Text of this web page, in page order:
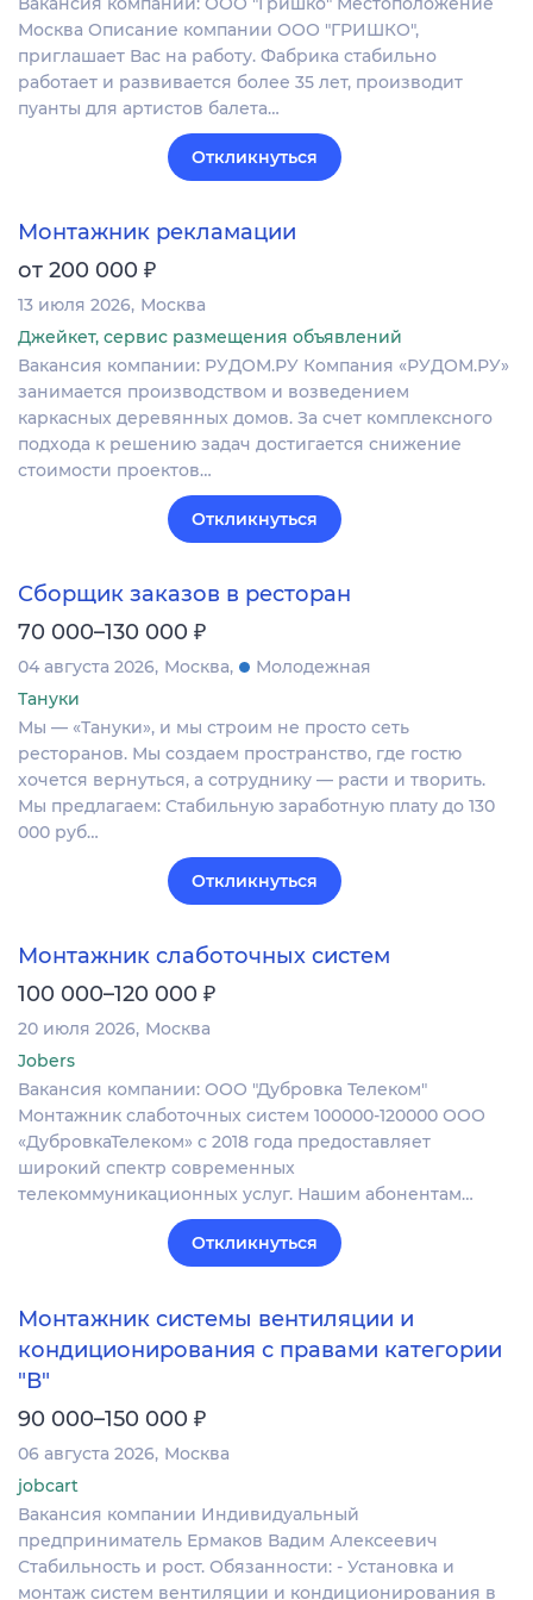
Москва Описание компании ООО "ГРИШКО",
приглашает Вас на работу. Фабрика стабильно
работает и развивается более 35 лет, производит
пуанты для артистов балета…
Откликнуться
Монтажник рекламации
от 200 000 ₽
13 июля 2026 Москва
Джейкет, сервис размещения объявлений
Вакансия компании: РУДОМ.РУ Компания «РУДОМ.РУ»
занимается производством и возведением
каркасных деревянных домов. За счет комплексного
подхода к решению задач достигается снижение
стоимости проектов…
Откликнуться
Сборщик заказов в ресторан
70 000–130 000 ₽
04 августа 2026 Москва
Молодежная
Тануки
Мы — «Тануки», и мы строим не просто сеть
ресторанов. Мы создаем пространство, где гостю
хочется вернуться, а сотруднику — расти и творить.
Мы предлагаем: Стабильную заработную плату до 130
000 руб…
Откликнуться
Монтажник слаботочных систем
100 000–120 000 ₽
20 июля 2026 Москва
Jobers
Вакансия компании: ООО "Дубровка Телеком"
Монтажник слаботочных систем 100000-120000 ООО
«ДубровкаТелеком» с 2018 года предоставляет
широкий спектр современных
телекоммуникационных услуг. Нашим абонентам…
Откликнуться
Монтажник системы вентиляции и
кондиционирования с правами категории
"В"
90 000–150 000 ₽
06 августа 2026 Москва
jobcart
Вакансия компании Индивидуальный
предприниматель Ермаков Вадим Алексеевич
Стабильность и рост. Обязанности: - Установка и
монтаж систем вентиляции и кондиционирования в